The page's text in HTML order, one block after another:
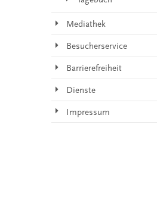
Mediathek
Besucherservice
Barrierefreiheit
Dienste
Impressum